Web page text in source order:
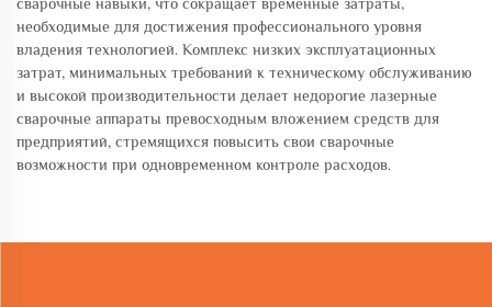
необходимые для достижения профессионального уровня
владения технологией. Комплекс низких эксплуатационных
затрат, минимальных требований к техническому обслуживанию
и высокой производительности делает недорогие лазерные
сварочные аппараты превосходным вложением средств для
предприятий, стремящихся повысить свои сварочные
возможности при одновременном контроле расходов.